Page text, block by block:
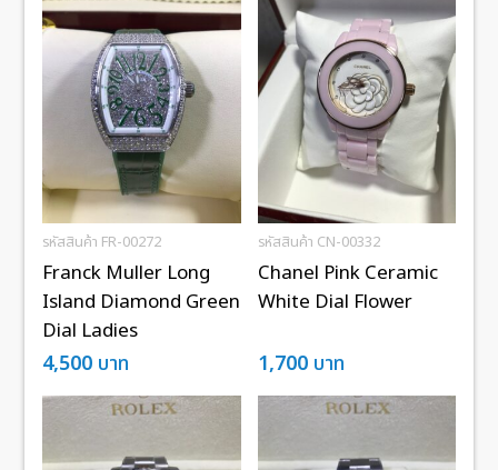
รหัสสินค้า FR-00272
Franck Muller Long
Island Diamond Green
Dial Ladies
4,500 บาท
รหัสสินค้า CN-00332
Chanel Pink Ceramic
White Dial Flower
1,700 บาท